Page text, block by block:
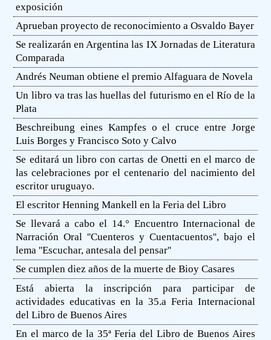
exposición
Aprueban proyecto de reconocimiento a Osvaldo Bayer
Se realizarán en Argentina las IX Jornadas de Literatura
Comparada
Andrés Neuman obtiene el premio Alfaguara de Novela
Un libro va tras las huellas del futurismo en el Río de la
Plata
Beschreibung eines Kampfes o el cruce entre Jorge
Luis Borges y Francisco Soto y Calvo
Se editará un libro con cartas de Onetti en el marco de
las celebraciones por el centenario del nacimiento del
escritor uruguayo.
El escritor Henning Mankell en la Feria del Libro
Se llevará a cabo el 14.° Encuentro Internacional de
Narración Oral ''Cuenteros y Cuentacuentos'', bajo el
lema ''Escuchar, antesala del pensar''
Se cumplen diez años de la muerte de Bioy Casares
Está abierta la inscripción para participar de
actividades educativas en la 35.a Feria Internacional
del Libro de Buenos Aires
En el marco de la 35ª Feria del Libro de Buenos Aires